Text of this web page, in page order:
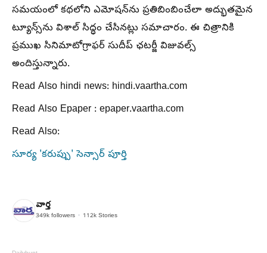
సమయంలో కథలోని ఎమోషన్‌ను ప్రతిబింబించేలా అద్భుతమైన
ట్యూన్స్‌ను విశాల్ సిద్ధం చేసినట్లు సమాచారం. ఈ చిత్రానికి
ప్రముఖ సినిమాటోగ్రాఫర్ సుదీప్ ఛటర్జీ విజువల్స్
అందిస్తున్నారు.
Read Also hindi news: hindi.vaartha.com
Read Also Epaper : epaper.vaartha.com
Read Also:
సూర్య 'కరుప్పు' సెన్సార్ పూర్తి
వార్త
349k followers 112k Stories